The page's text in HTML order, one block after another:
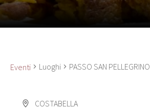
Eventi Luoghi PASSO SAN PELLEGRINO
COSTABELLA